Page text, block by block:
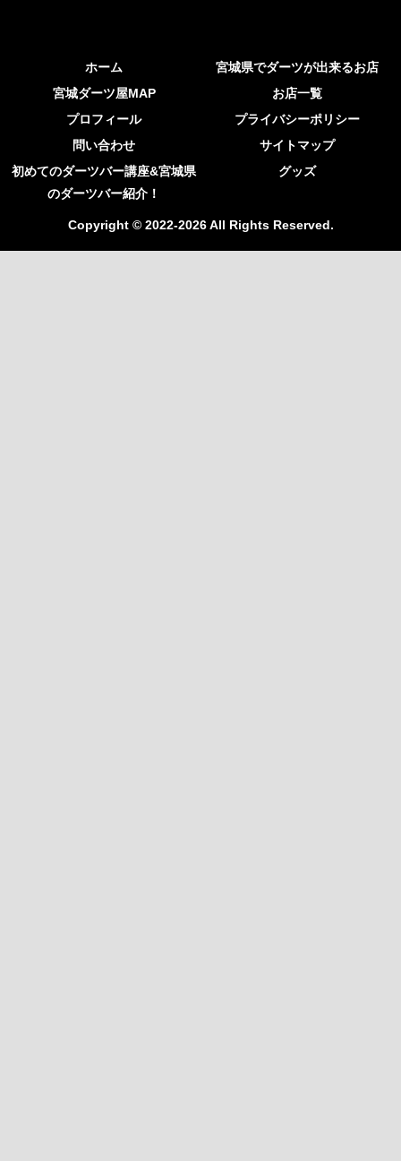
ホーム
宮城県でダーツが出来るお店
宮城ダーツ屋MAP
お店一覧
プロフィール
プライバシーポリシー
問い合わせ
サイトマップ
初めてのダーツバー講座&宮城県
のダーツバー紹介！
グッズ
Copyright © 2022-2026 All Rights Reserved.